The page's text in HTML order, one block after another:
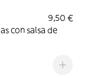
9,50 €
con salsa de